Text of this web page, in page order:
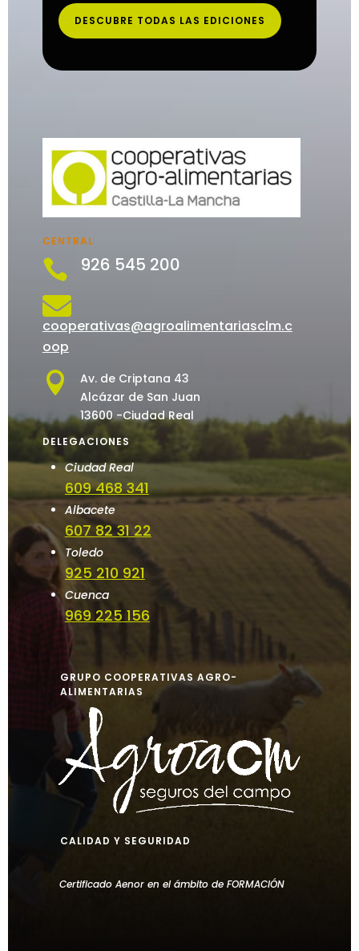
DESCUBRE TODAS LAS EDICIONES
CENTRAL
 926 545 200

cooperativas@agroalimentariasclm.c
oop

Av. de Criptana 43
Alcázar de San Juan
13600 -Ciudad Real
DELEGACIONES
Ciudad Real
609 468 341
Albacete
607 82 31 22
Toledo
925 210 921
Cuenca
969 225 156
GRUPO COOPERATIVAS AGRO-
ALIMENTARIAS
CALIDAD Y SEGURIDAD
Certificado Aenor en el ámbito de FORMACIÓN